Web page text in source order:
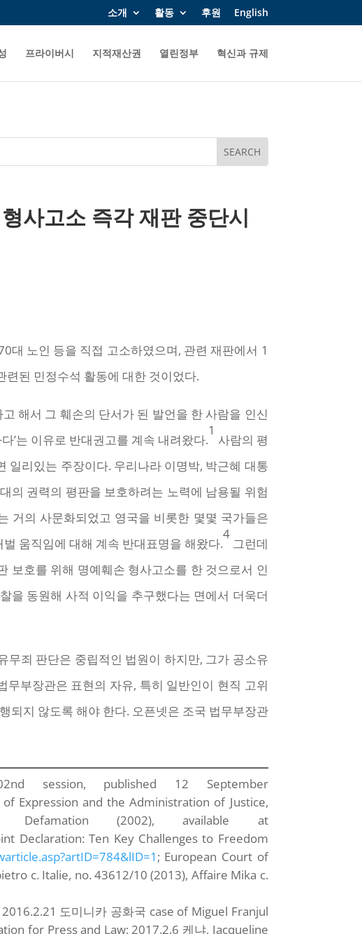
소개 활동 후원 English
프라이버시 지적재산권 열린정부 혁신과 규제
사고소 즉각 재판 중단시
대 노인 등을 직접 고소하였으며, 관련 재판에서 1
된 민정수석 활동에 대한 것이었다.
해서 그 훼손의 단서가 된 발언을 한 사람을 인신
’는 이유로 반대권고를 계속 내려왔다.
1
사람의 평
일리있는 주장이다. 우리나라 이명박, 박근혜 대통
의 권력의 평판을 보호하려는 노력에 남용될 위험
거의 사문화되었고 영국을 비롯한 몇몇 국가들은
움직임에 대해 계속 반대표명을 해왔다.
4
그런데
보호를 위해 명예훼손 형사고소를 한 것으로서 인
을 동원해 사적 이익을 추구했다는 면에서 더욱더
죄 판단은 중립적인 법원이 하지만, 그가 공소유
부장관은 표현의 자유, 특히 일반인이 현직 고위
되지 않도록 해야 한다. 오픈넷은 조국 법무부장관
session, published 12 September
Expression and the Administration of Justice,
Defamation (2002), available at
Declaration: Ten Key Challenges to Freedom
; European Court of
c. Italie, no. 43612/10 (2013), Affaire Mika c.
2016.2.21 도미니카 공화국 case of Miguel Franjul
for Press and Law; 2017.2.6 케냐, Jacqueline